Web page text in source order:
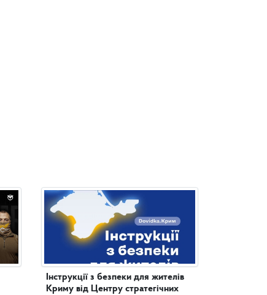
Інструкції з безпеки для жителів
Криму від Центру стратегічних